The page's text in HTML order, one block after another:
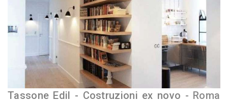
Tassone Edil - Costruzioni ex novo - Roma